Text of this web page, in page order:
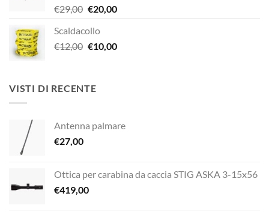
€189,00.
€29,00 Il
originale
era:
€20,00Il
è:
Scaldacollo
€12,00 Il
era:
€12,00.
€10,00Il
VISTI DI RECENTE
Antenna palmare
€27,00
Ottica per carabina da caccia STIG ASKA 3-15x56
€419,00